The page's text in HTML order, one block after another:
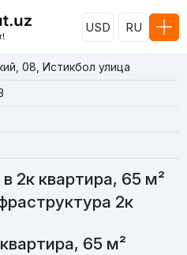
USD RU
08, Истикбол улица
2к квартира, 65 м²
2к
65 м²